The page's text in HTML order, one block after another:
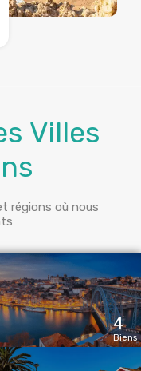
Villes
régions où nous
4
Biens